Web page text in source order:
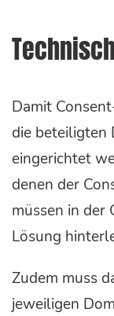
Damit
die beteiligten
eingerichtet
denen der
müssen in der
Lösung
Zudem muss
jeweiligen